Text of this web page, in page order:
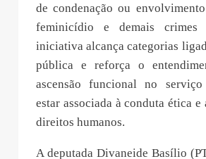
de condenação ou
feminicídio e demais crimes
iniciativa alcança categorias
pública e reforça o
ascensão funcional no
estar associada à conduta ética e
direitos humanos.
A deputada Divaneide Basílio